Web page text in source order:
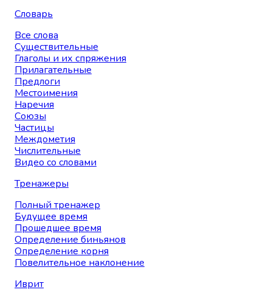
Словарь
Все слова
Существительные
Глаголы и их спряжения
Прилагательные
Предлоги
Местоимения
Наречия
Союзы
Частицы
Междометия
Числительные
Видео со словами
Тренажеры
Полный тренажер
Будущее время
Прошедшее время
Определение биньянов
Определение корня
Повелительное наклонение
Иврит